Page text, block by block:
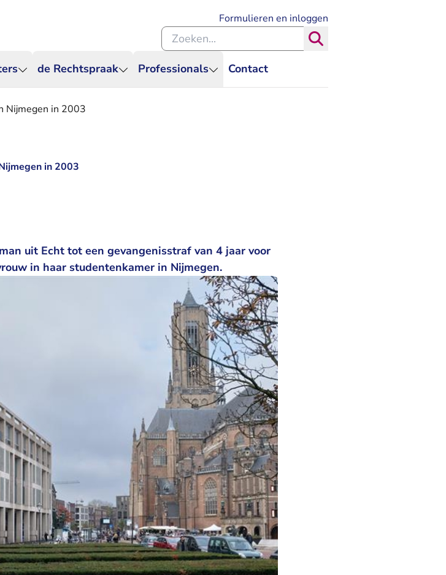
de Rechtspraak Professionals Contact
Formulieren en inloggen
Zoeken binnen de Rechtspraak
Nijmegen in 2003
in 2003
uit Echt tot een gevangenisstraf van 4 jaar voor
in haar studentenkamer in Nijmegen.